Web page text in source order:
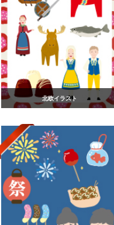
北欧イラスト